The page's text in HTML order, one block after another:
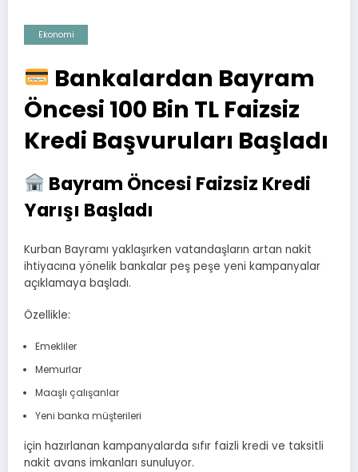
Ekonomi
Bankalardan Bayram
Öncesi 100 Bin TL Faizsiz
Kredi Başvuruları Başladı
Bayram Öncesi Faizsiz Kredi
Yarışı Başladı
Kurban Bayramı yaklaşırken vatandaşların artan nakit
ihtiyacına yönelik bankalar peş peşe yeni kampanyalar
açıklamaya başladı.
Özellikle:
Emekliler
Memurlar
Maaşlı çalışanlar
Yeni banka müşterileri
için hazırlanan kampanyalarda sıfır faizli kredi ve taksitli
nakit avans imkanları sunuluyor.